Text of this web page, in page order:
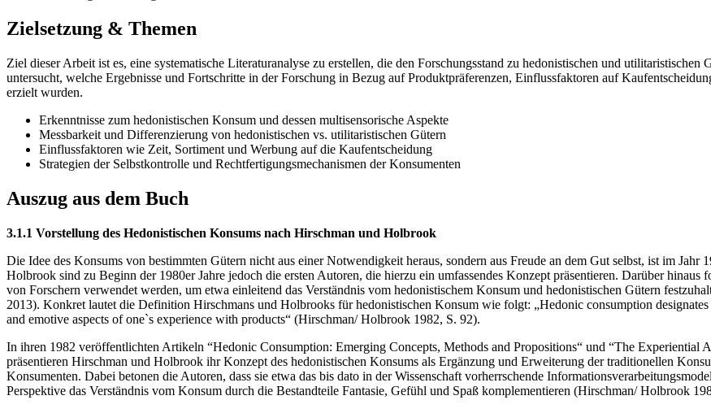
Zielsetzung & Themen
Ziel dieser Arbeit ist es, eine systematische Literaturanalyse zu erstellen, die den Forschungsstand zu hedonistischen und
untersucht, welche Ergebnisse und Fortschritte in der Forschung in Bezug auf Produktpräferenzen, Einflussfaktoren auf
erzielt wurden.
Erkenntnisse zum hedonistischen Konsum und dessen multisensorische Aspekte
Messbarkeit und Differenzierung von hedonistischen vs. utilitaristischen Gütern
Einflussfaktoren wie Zeit, Sortiment und Werbung auf die Kaufentscheidung
Strategien der Selbstkontrolle und Rechtfertigungsmechanismen der Konsumenten
Auszug aus dem Buch
3.1.1 Vorstellung des Hedonistischen Konsums nach Hirschman und Holbrook
Die Idee des Konsums von bestimmten Gütern nicht aus einer Notwendigkeit heraus, sondern aus Freude an dem Gut selbst, ist im
Holbrook sind zu Beginn der 1980er Jahre jedoch die ersten Autoren, die hierzu ein umfassendes Konzept präsentieren. Darüber
von Forschern verwendet werden, um etwa einleitend das Verständnis vom hedonistischem Konsum und hedonistischen Gütern
2013). Konkret lautet die Definition Hirschmans und Holbrooks für hedonistischen Konsum wie folgt: „Hedonic consumption
and emotive aspects of one`s experience with products“ (Hirschman/ Holbrook 1982, S. 92).
In ihren 1982 veröffentlichten Artikeln “Hedonic Consumption: Emerging Concepts, Methods and Propositions“ und “The Experiential
präsentieren Hirschman und Holbrook ihr Konzept des hedonistischen Konsums als Ergänzung und Erweiterung der traditionellen
Konsumenten. Dabei betonen die Autoren, dass sie etwa das bis dato in der Wissenschaft vorherrschende
Perspektive das Verständnis vom Konsum durch die Bestandteile Fantasie, Gefühl und Spaß komplementieren (Hirschman/ Holbrook